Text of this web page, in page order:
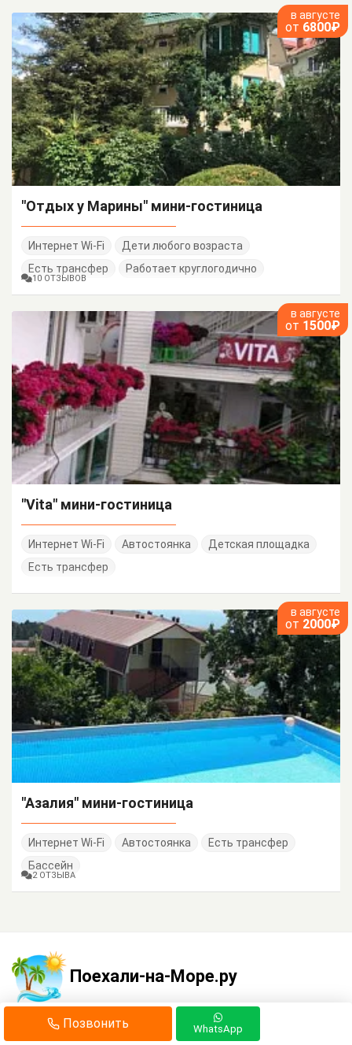
Позвонить WhatsApp
в августе
от 6800₽
"Отдых у Марины" мини-гостиница
Интернет Wi-Fi
Дети любого возраста
Есть трансфер
Работает круглогодично
10 ОТЗЫВОВ
в августе
от 1500₽
"Vita" мини-гостиница
Интернет Wi-Fi Автостоянка
Детская площадка
Есть трансфер
в августе
от 2000₽
"Азалия" мини-гостиница
Интернет Wi-Fi Автостоянка
Есть трансфер
Бассейн
2 ОТЗЫВА
Поехали-на-Море.ру
Контакты